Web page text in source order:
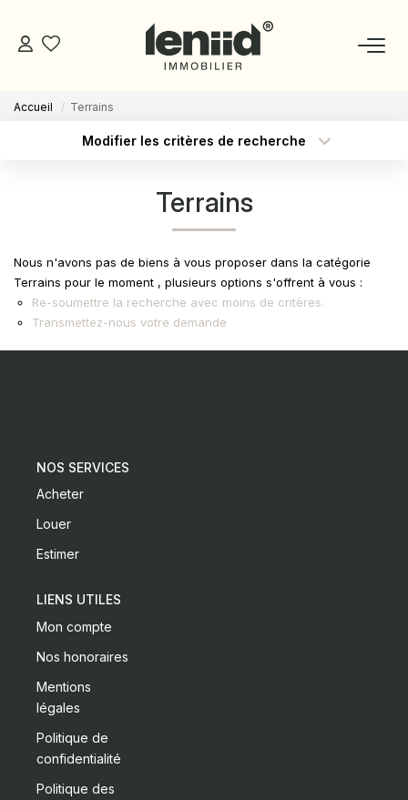
NOS CONSEILLERS
DEVENIR MANDATAIRE
Accueil Terrains
Modifier les critères de recherche
Surface min
Budget max Plus de critères
Créer une alerte
Terrains
Nous n'avons pas de biens à vous proposer dans la catégorie
Terrains pour le moment , plusieurs options s'offrent à vous :
Re-soumettre la recherche avec moins de critères.
Transmettez-nous votre demande
NOS SERVICES
Acheter
Louer
Estimer
LIENS UTILES
Mon compte
Nos honoraires
Mentions
légales
Politique de
confidentialité
Politique des